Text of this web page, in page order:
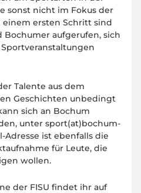
sonst nicht im Fokus der
ersten Schritt sind
aufgerufen, sich
Talente aus dem
Geschichten unbedingt
sich an Bochum
unter sport(at)bochum-
Adresse ist ebenfalls die
für Leute, die
wollen.
der FISU findet ihr auf